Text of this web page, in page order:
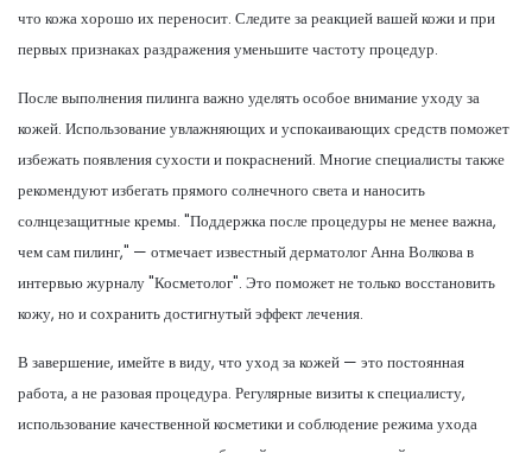
что кожа хорошо их переносит. Следите за реакцией вашей кожи и при
первых признаках раздражения уменьшите частоту процедур.
После выполнения пилинга важно уделять особое внимание уходу за
кожей. Использование увлажняющих и успокаивающих средств поможет
избежать появления сухости и покраснений. Многие специалисты также
рекомендуют избегать прямого солнечного света и наносить
солнцезащитные кремы. "Поддержка после процедуры не менее важна,
чем сам пилинг," — отмечает известный дерматолог Анна Волкова в
интервью журналу "Косметолог". Это поможет не только восстановить
кожу, но и сохранить достигнутый эффект лечения.
В завершение, имейте в виду, что уход за кожей — это постоянная
работа, а не разовая процедура. Регулярные визиты к специалисту,
использование качественной косметики и соблюдение режима ухода